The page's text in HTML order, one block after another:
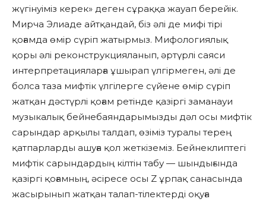
жүгінуіміз керек» деген сұраққа жауап берейік.
Мирча Элиаде айтқандай, біз әлі де мифі тірі
қоғамда өмір сүріп жатырмыз. Мифологиялық
қоры әлі реконструкцияланып, әртүрлі саяси
интерпретацияларға ұшырап үлгірмеген, әлі де
болса таза мифтік үлгілерге сүйене өмір сүріп
жатқан дәстүрлі қоғам ретінде қазіргі заманауи
музыкалық бейнебаяндарымызды дәл осы мифтік
сарындар арқылы талдап, өзіміз туралы терең
қатпарларды ашуға қол жеткіземіз. Бейнеклиптегі
мифтік сарындардың кілтін табу — шындығында
қазіргі қоғамның, әсіресе осы Z ұрпақ санасында
жасырынып жатқан талап-тілектерді оқуға